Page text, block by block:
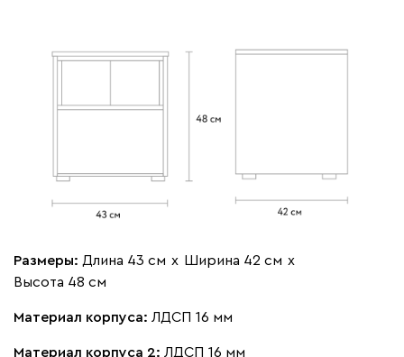
Размеры: Длина 43 см х Ширина 42 см х
Высота 48 см
Материал корпуса: ЛДСП 16 мм
Материал корпуса 2: ЛДСП 16 мм